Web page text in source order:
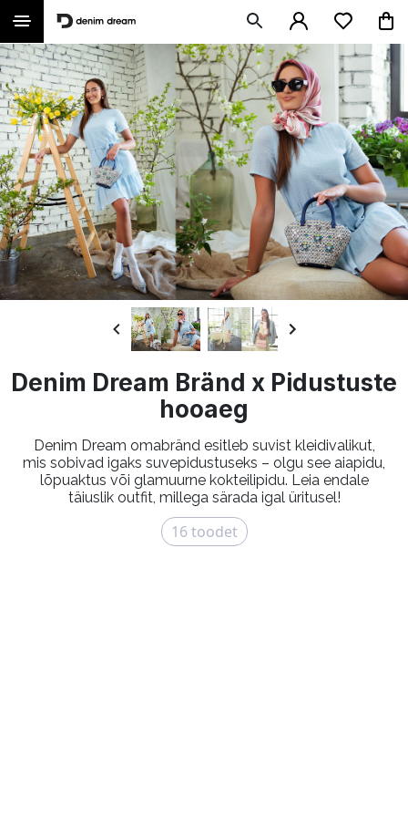
Denim Dream Bränd x Pidustuste
hooaeg
Denim Dream omabränd esitleb suvist kleidivalikut,
mis sobivad igaks suvepidustuseks – olgu see aiapidu,
lõpuaktus või glamuurne kokteilipidu. Leia endale
täiuslik outfit, millega särada igal üritusel!
16 toodet